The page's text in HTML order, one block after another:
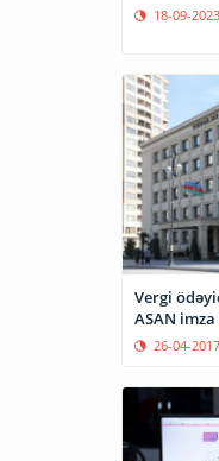
18-09-2023
Vergi
ASAN
26-04-2017